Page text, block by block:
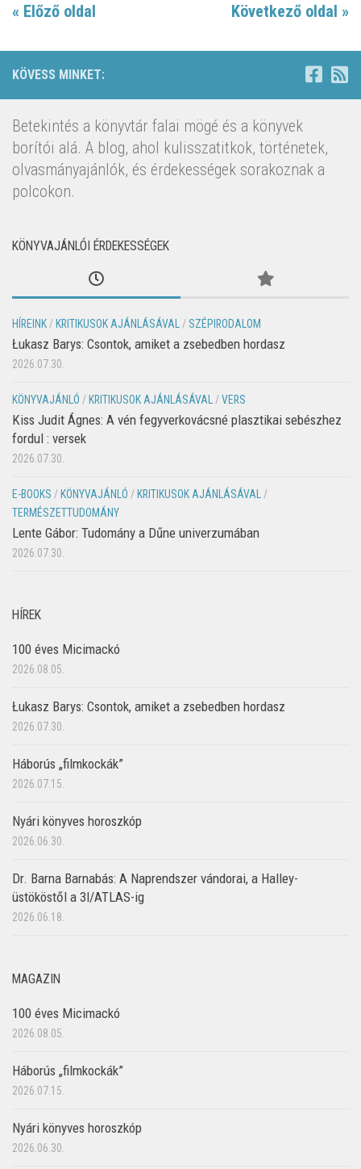
« Előző oldal Következő oldal »
KÖVESS MINKET:
Betekintés a könyvtár falai mögé és a könyvek
borítói alá. A blog, ahol kulisszatitkok, történetek,
olvasmányajánlók, és érdekességek sorakoznak a
polcokon.
KÖNYVAJÁNLÓI ÉRDEKESSÉGEK
HÍREINK/ KRITIKUSOK AJÁNLÁSÁVAL/ SZÉPIRODALOM
Łukasz Barys: Csontok, amiket a zsebedben hordasz
2026.07.30.
KÖNYVAJÁNLÓ / KRITIKUSOK AJÁNLÁSÁVAL/VERS
Kiss Judit Ágnes: A vén fegyverkovácsné plasztikai sebészhez
fordul : versek
2026.07.30.
E-BOOKS / KÖNYVAJÁNLÓ / KRITIKUSOK AJÁNLÁSÁVAL/
TERMÉSZETTUDOMÁNY
Lente Gábor: Tudomány a Dűne univerzumában
2026.07.30.
HÍREK
100 éves Micimackó
2026.08.05.
Łukasz Barys: Csontok, amiket a zsebedben hordasz
2026.07.30.
Háborús „filmkockák”
2026.07.15.
Nyári könyves horoszkóp
2026.06.30.
Dr. Barna Barnabás: A Naprendszer vándorai, a Halley-
üstököstől a 3I/ATLAS-ig
2026.06.18.
MAGAZIN
100 éves Micimackó
2026.08.05.
Háborús „filmkockák”
2026.07.15.
Nyári könyves horoszkóp
2026.06.30.